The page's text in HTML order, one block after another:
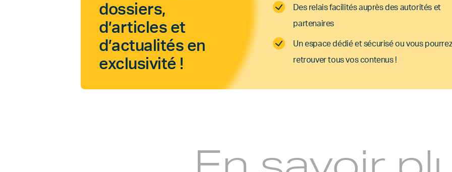
dossiers,
d’articles et
d’actualités en
exclusivité !
Des relais facilités auprès des autorités et
partenaires
Un espace dédié et sécurisé ou vous pourrez
retrouver tous vos contenus !